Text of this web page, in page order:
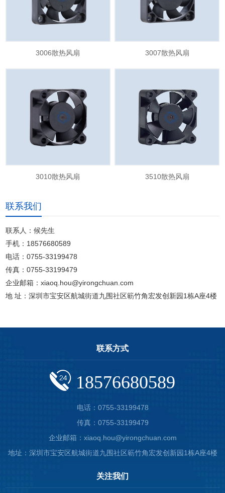
3006散热风扇 3007散热风扇
3010散热风扇 3510散热风扇
联系我们
联系人：候先生
手机：18576680589
电话：0755-33199478
传真：0755-33199479
企业邮箱：xiaoq.hou@yirongchuan.com
地 址：深圳市宝安区航城街道九围社区簕竹角宏发创新园1栋A座4楼
联系方式
18576680589
电话：0755-33199478
传真：0755-33199479
企业邮箱：xiaoq.hou@yirongchuan.com
地址：深圳市宝安区航城街道九围社区簕竹角宏发创新园1栋A座4楼
关注我们